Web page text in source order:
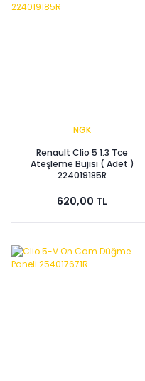
NGK
Renault Clio 5 1.3 Tce
Ateşleme Bujisi ( Adet )
224019185R
620,00 TL